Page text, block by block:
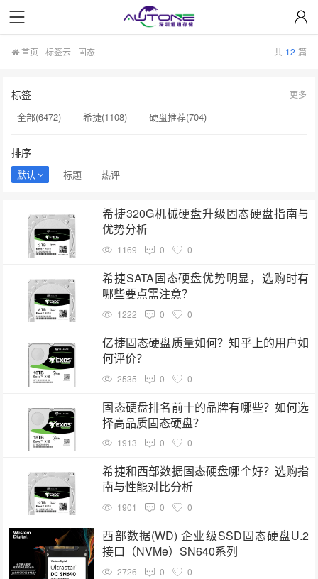
首页 -标签云- 固态 共 12 篇
标签
全部(6472) 希捷(1108)
硬盘推荐(704)
NAS硬盘(593)
希捷硬盘(553)
企业级存储(71)
HAMR技术(52)
NVIDIA(51)
英伟达显卡(49)
A100显卡(36)
AI训练显卡(34)
GPU采购(33)
企业级显卡(29)
硬盘价格​(27)
更多
排序
默认 标题 热评
希捷320G机械硬盘升级固态硬盘指南与
优势分析
1169 0 0
希捷SATA固态硬盘优势明显，选购时有
哪些要点需注意？
1222 0 0
亿捷固态硬盘质量如何？知乎上的用户如
何评价？
2535 0 0
固态硬盘排名前十的品牌有哪些？如何选
择高品质固态硬盘？
1913 0 0
希捷和西部数据固态硬盘哪个好？选购指
南与性能对比分析
1901 0 0
西部数据(WD) 企业级SSD固态硬盘U.2
接口（NVMe）SN640系列
2726 0 0